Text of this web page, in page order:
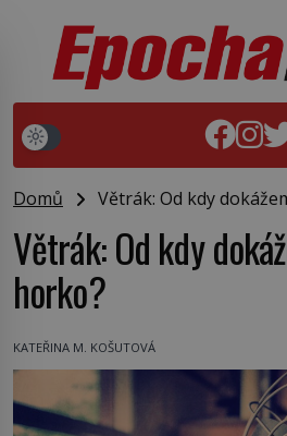
Domů Větrák: Od kdy
Větrák: Od kdy
horko?
KATEŘINA M. KOŠUTOVÁ